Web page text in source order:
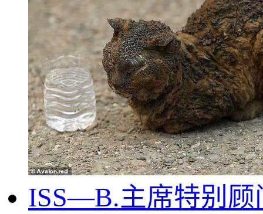
ISS—B.主席特别顾